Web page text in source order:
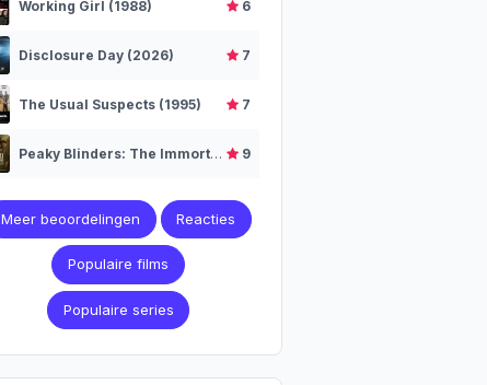
Working Girl (1988) 6
Disclosure Day (2026) 7
The Usual Suspects (1995) 7
Peaky Blinders: The Immortal Man (2026) 9
Meer beoordelingen Reacties
Populaire films
Populaire series